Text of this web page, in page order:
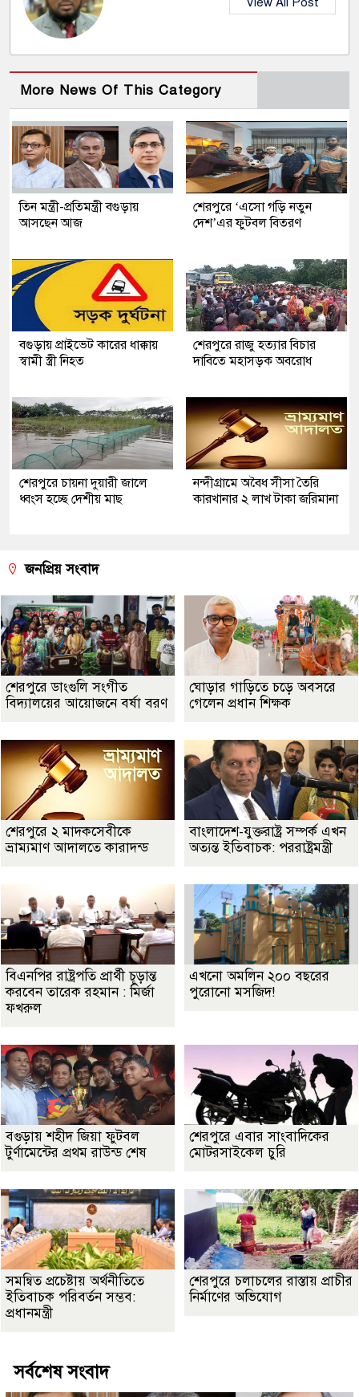
More News Of This Category
তিন মন্ত্রী-প্রতিমন্ত্রী বগুড়ায়
আসছেন আজ
শেরপুরে ‘এসো গড়ি নতুন
দেশ’এর ফুটবল বিতরণ
বগুড়ায় প্রাইভেট কারের ধাক্কায়
স্বামী স্ত্রী নিহত
শেরপুরে রাজু হত্যার বিচার
দাবিতে মহাসড়ক অবরোধ
শেরপুরে চায়না দুয়ারী জালে
ধ্বংস হচ্ছে দেশীয় মাছ
নন্দীগ্রামে অবৈধ সীসা তৈরি
কারখানার ২ লাখ টাকা জরিমানা
জনপ্রিয় সংবাদ
শেরপুরে ডাংগুলি সংগীত
বিদ্যালয়ের আয়োজনে বর্ষা বরণ
ঘোড়ার গাড়িতে চড়ে অবসরে
গেলেন প্রধান শিক্ষক
শেরপুরে ২ মাদকসেবীকে
ভ্রাম্যমাণ আদালতে কারাদন্ড
বাংলাদেশ-যুক্তরাষ্ট্র সম্পর্ক এখন
অত্যন্ত ইতিবাচক: পররাষ্ট্রমন্ত্রী
বিএনপির রাষ্ট্রপতি প্রার্থী চূড়ান্ত
করবেন তারেক রহমান : মির্জা
ফখরুল
এখনো অমলিন ২০০ বছরের
পুরোনো মসজিদ!
বগুড়ায় শহীদ জিয়া ফুটবল
টুর্ণামেন্টের প্রথম রাউন্ড শেষ
শেরপুরে এবার সাংবাদিকের
মোটরসাইকেল চুরি
সমন্বিত প্রচেষ্টায় অর্থনীতিতে
ইতিবাচক পরিবর্তন সম্ভব:
প্রধানমন্ত্রী
শেরপুরে চলাচলের রাস্তায় প্রাচীর
নির্মাণের অভিযোগ
সর্বশেষ সংবাদ